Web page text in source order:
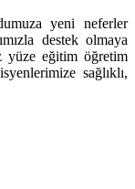
yeni neferler
destek olmaya
yüze eğitim öğretim
sağlıklı,